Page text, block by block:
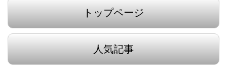
トップページ
人気記事